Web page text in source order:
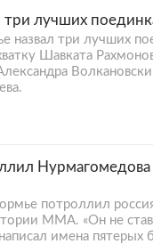
лучших
назвал три лучших
Шавката
Нурмагомедова
потроллил
ММА. «Он не
имена пятерых